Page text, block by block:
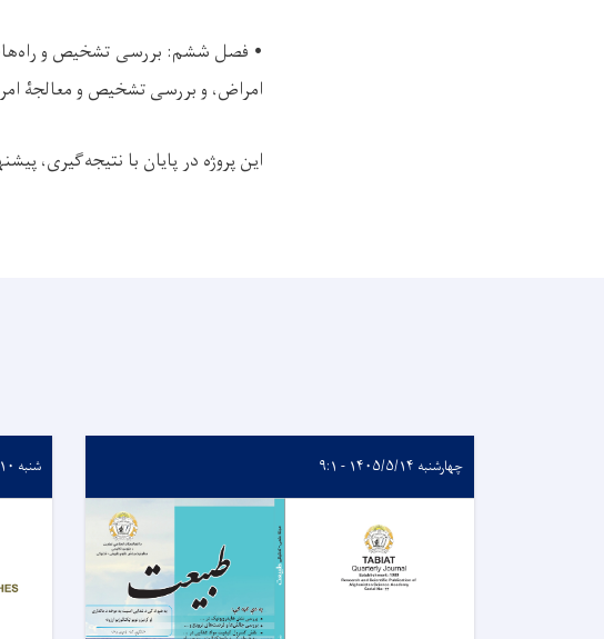
• فصل ششم: بررسی تشخیص و
امراض، و بررسی تشخیص و معالجۀ
این پروژه در پایان با نتیجه‌گیری،
چهارشنبه ۱۴۰۵/۵/۱۴ - ۹:۱ شنبه ۱۴۰۵/۵/۱۰ - ۱۰:۱۳